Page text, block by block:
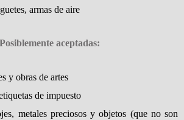
armas de aire
aceptadas:
y obras de artes
de impuesto
metales preciosos y objetos (que no son